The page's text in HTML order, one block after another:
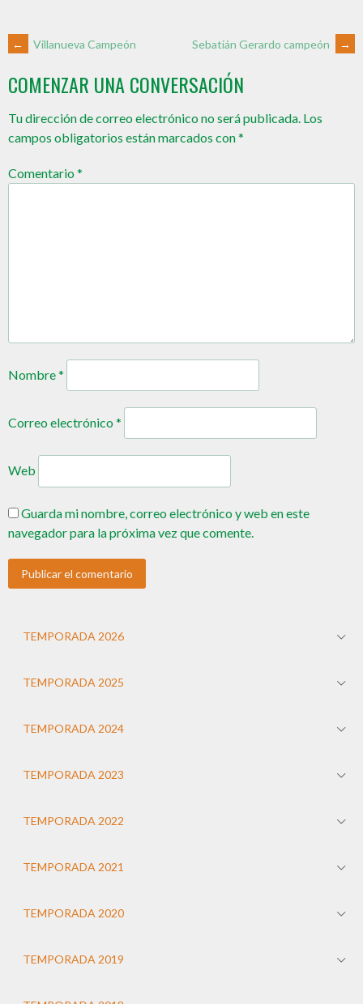
← Villanueva Campeón Sebatián Gerardo campeón →
COMENZAR UNA CONVERSACIÓN
Tu dirección de correo electrónico no será publicada. Los
campos obligatorios están marcados con*
Comentario*
Nombre*
Correo electrónico*
Web
Guarda mi nombre, correo electrónico y web en este
navegador para la próxima vez que comente.
TEMPORADA 2026
TEMPORADA 2025
TEMPORADA 2024
TEMPORADA 2023
TEMPORADA 2022
TEMPORADA 2021
TEMPORADA 2020
TEMPORADA 2019